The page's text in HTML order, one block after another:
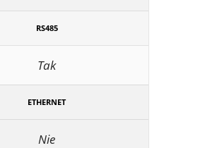
RS485
Tak
ETHERNET
Nie